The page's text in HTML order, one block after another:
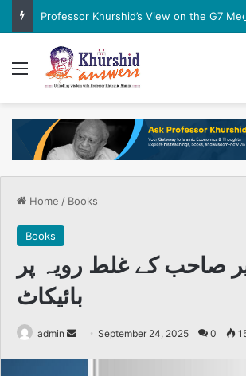
Professor Khurshid’s View on the G7
Menu
Home / Books
Books
صاحب کے غلط رویہ پر
بائیکاٹ
admin
Send September 24, 2025 0